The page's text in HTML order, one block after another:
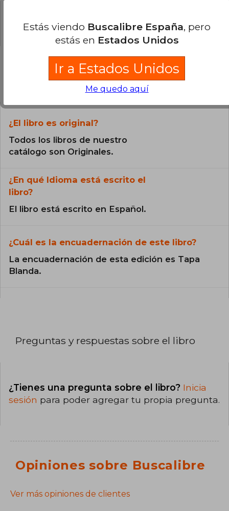
0% (0)
Preguntas frecuentes sobre el libro
¿El libro es original?
Todos los libros de nuestro
catálogo son Originales.
¿En qué Idioma está escrito el
libro?
El libro está escrito en Español.
¿Cuál es la encuadernación de este libro?
La encuadernación de esta edición es Tapa
Blanda.
Preguntas y respuestas sobre el libro
¿Tienes una pregunta sobre el libro? Inicia
sesión para poder agregar tu propia pregunta.
Opiniones sobre Buscalibre
Ver más opiniones de clientes
Estás viendo Buscalibre España, pero
estás en Estados Unidos
Ir a Estados Unidos
Me quedo aquí